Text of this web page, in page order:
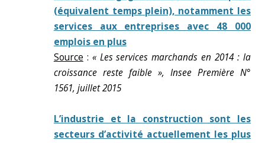
(équivalent temps plein), notamment les
services aux entreprises avec 48 000
emplois en plus
Source : « Les services marchands en 2014 : la
croissance reste faible », Insee Première N°
1561, juillet 2015
L’industrie et la construction sont les
secteurs d’activité actuellement les plus